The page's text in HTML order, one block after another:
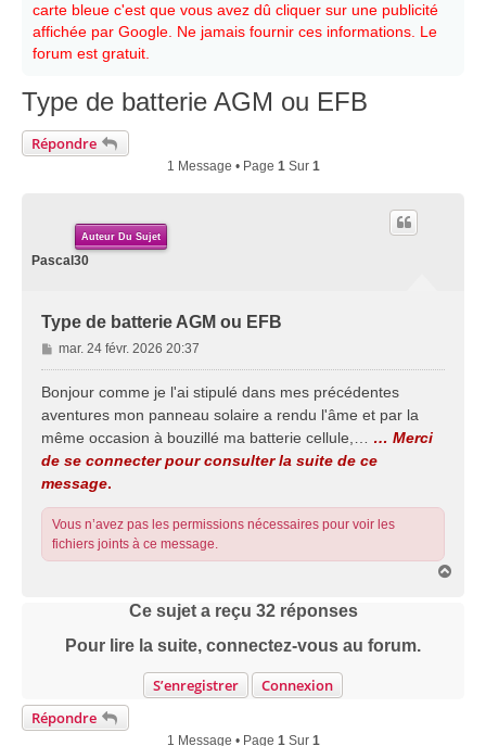
carte bleue c'est que vous avez dû cliquer sur une publicité
affichée par Google. Ne jamais fournir ces informations. Le
forum est gratuit.
Type de batterie AGM ou EFB
Répondre
1 Message • Page 1Sur 1
Auteur Du Sujet
Pascal30
Type de batterie AGM ou EFB
M
e
a
g
e
mar. 24 févr. 2026 20:37
Bonjour comme je l'ai stipulé dans mes précédentes
aventures mon panneau solaire a rendu l'âme et par la
même occasion à bouzillé ma batterie cellule,…
… Merci
de se connecter pour consulter la suite de ce
message.
Vous n’avez pas les permissions nécessaires pour voir les
fichiers joints à ce message.
Ce sujet a reçu 32réponses
Pour lire la suite, connectez-vous au forum.
S’enregistrer
Connexion
Répondre
1 Message • Page 1 Sur 1